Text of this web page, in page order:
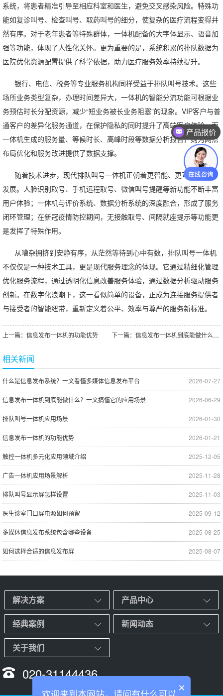
系统，将患者精准引导至相应科室和医生，避免交叉感染风险。特殊功
能如复诊叫号、检查叫号、取药叫号的细分，使复杂的医疗流程变得井
然有序。对于老年患者等特殊群体，一体机配备的大字体显示、语音加
强等功能，体现了人性化关怀。更为重要的是，系统积累的排队数据为
医院优化资源配置提供了科学依据，助力医疗服务效率持续提升。
银行、电信、税务等专业服务机构同样受益于排队叫号技术。这些
场所业务类型复杂，办理时间差异大，一体机的智能分流功能可根据业
务预估时长分配资源，减少“短业务被长业务阻塞”的现象。VIP客户与普
通客户的差异化服务通道，在保护隐私的同时提升了高端客户体验。而
一体机生成的服务量、等候时长、高峰时段等数据分析报告，则为网点
布局优化和服务改进提供了数据支撑。
随着技术进步，现代排队叫号一体机正朝着更智能、更互联的方向
发展。人脸识别取号、手机远程取号、微信叫号提醒等新功能不断丰富
用户体验；一体机与评价系统、数据分析系统的深度融合，形成了服务
闭环管理；在新冠疫情防控期间，无接触取号、间隔就座提示等功能更
是发挥了特殊作用。
从嘈杂拥挤到安静有序，从茫然等待到心中有数，排队叫号一体机
不仅仅是一种技术工具，更是现代服务理念的体现。它通过精细化管理
优化服务流程，通过透明化信息改善服务体验，通过数据分析驱动服务
创新。在数字化浪潮下，这一看似简单的设备，正成为连接服务提供者
与接受者的智能纽带，重新定义着公平、效率与尊严的服务新标准。
上一篇： 信息发布一体机的功能优势 下一篇： 信息发布一体机到底能做什么？一文搞懂它的应用场景
相关新闻
2026-07-27
什么是信息发布系统？一文看懂多媒体信息发布平台
2026-06-29
信息发布一体机到底能做什么？一文搞懂它的应用场景
2026-01-30
排队叫号一体机应用场景
2026-01-21
信息发布一体机的功能优势
2025-12-05
触控一体机多元化应用领域介绍
2025-11-28
广告一体机应用场景解析
2025-11-03
排队叫号显示屏怎样设置
2025-09-12
医生诊室门口屏电源如何预留
2025-08-25
多媒体信息发布系统包含哪些设备
2025-08-07
如何选择合适的信息发布屏
解决方案 产品中心
经典案例 新闻动态
关于我们
020-31144436
产品报价
×